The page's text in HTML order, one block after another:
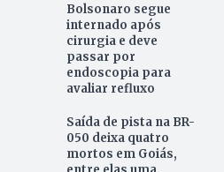
Bolsonaro segue
internado após
cirurgia e deve
passar por
endoscopia para
avaliar refluxo
Saída de pista na BR-
050 deixa quatro
mortos em Goiás,